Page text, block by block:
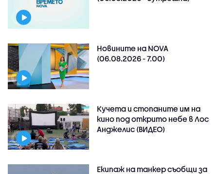
Новините на NOVA
(06.08.2026 - 7.00)
Кучета и стопаните им на
кино под открито небе в Лос
Анджелис (ВИДЕО)
Екипаж на танкер съобщи за